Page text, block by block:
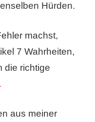
Hürden.
machst,
7 Wahrheiten,
die richtige
aus meiner